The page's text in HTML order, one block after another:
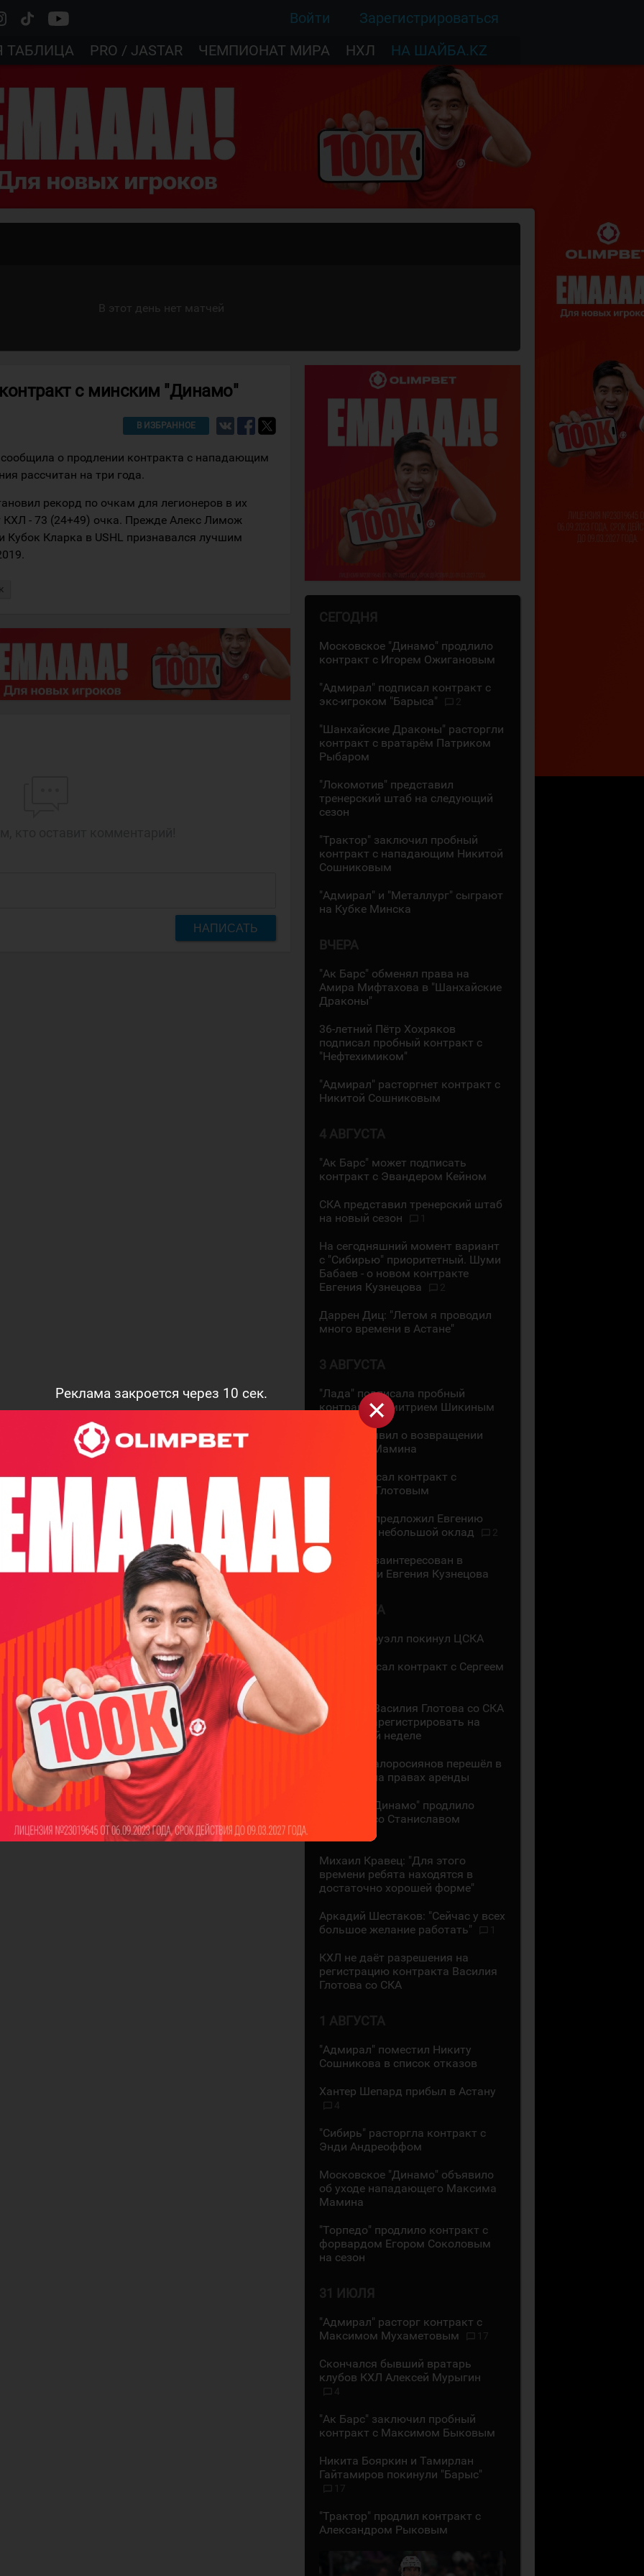
Реклама закроется через9сек.
Войти
Зарегистрироваться
ТАБЛИЦА PRO / JASTAR ЧЕМПИОНАТ МИРА НХЛ НА ШАЙБА.KZ
В этот день нет матчей
с минским "Динамо"
В ИЗБРАННОЕ
о продлении контракта с нападающим
рассчитан на три года.
рекорд по очкам для легионеров в их
- 73 (24+49) очка. Прежде Алекс Лимож
Кларка в USHL признавался лучшим
НАПИСАТЬ
СЕГОДНЯ
Московское "Динамо" продлило
контракт с Игорем Ожигановым
"Адмирал" подписал контракт с
экс-игроком "Барыса"
"Шанхайские Драконы" расторгли
контракт с вратарём Патриком
Рыбаром
"Локомотив" представил
тренерский штаб на следующий
сезон
"Трактор" заключил пробный
контракт с нападающим Никитой
Сошниковым
"Адмирал" и "Металлург" сыграют
на Кубке Минска
ВЧЕРА
"Ак Барс" обменял права на
Амира Мифтахова в "Шанхайские
Драконы"
36-летний Пётр Хохряков
подписал пробный контракт с
"Нефтехимиком"
"Адмирал" расторгнет контракт с
Никитой Сошниковым
4 АВГУСТА
"Ак Барс" может подписать
контракт с Эвандером Кейном
СКА представил тренерский штаб
на новый сезон
На сегодняшний момент вариант
с "Сибирью" приоритетный. Шуми
Бабаев - о новом контракте
Евгения Кузнецова
Даррен Диц: "Летом я проводил
много времени в Астане"
3 АВГУСТА
"Лада" подписала пробный
контракт с Дмитрием Шикиным
ЦСКА объявил о возвращении
Максима Мамина
СКА подписал контракт с
Василием Глотовым
"Трактор" предложил Евгению
Кузнецову небольшой оклад
"Трактор" заинтересован в
подписании Евгения Кузнецова
2 АВГУСТА
Мак Холлоуэлл покинул ЦСКА
СКА подписал контракт с Сергеем
Контракт Василия Глотова со СКА
должны зарегистрировать на
следующей неделе
Даниил Малоросиянов перешёл в
"Шанхай" на правах аренды
Минское "Динамо" продлило
контракт со Станиславом
Михаил Кравец: "Для этого
времени ребята находятся в
достаточно хорошей форме"
Аркадий Шестаков: "Сейчас у всех
большое желание работать"
КХЛ не даёт разрешения на
регистрацию контракта Василия
Глотова со СКА
1 АВГУСТА
"Адмирал" поместил Никиту
Сошникова в список отказов
Хантер Шепард прибыл в Астану
4
"Сибирь" расторгла контракт с
Энди Андреоффом
Московское "Динамо" объявило
об уходе нападающего Максима
Мамина
"Торпедо" продлило контракт с
форвардом Егором Соколовым
на сезон
31 ИЮЛЯ
"Адмирал" расторг контракт с
Максимом Мухаметовым
17
Скончался бывший вратарь
клубов КХЛ Алексей Мурыгин
4
"Ак Барс" заключил пробный
контракт с Максимом Быковым
Никита Бояркин и Тамирлан
Гайтамиров покинули "Барыс"
17
"Трактор" продлил контракт с
Александром Рыковым